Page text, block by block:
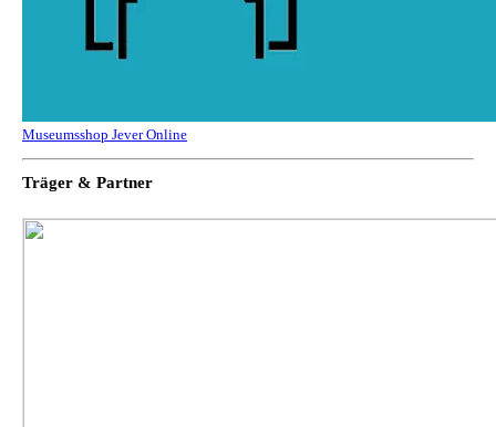
Museumsshop Jever Online
Träger & Partner